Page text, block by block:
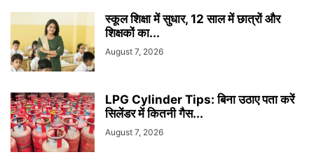
स्कूल शिक्षा में सुधार, 12 साल में छात्रों और
शिक्षकों का...
August 7, 2026
LPG Cylinder Tips: बिना उठाए पता करें
सिलेंडर में कितनी गैस...
August 7, 2026